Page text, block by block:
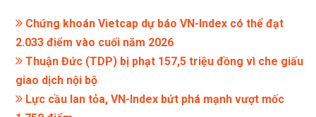
Chứng khoán Vietcap dự báo VN-Index có thể đạt
2.033 điểm vào cuối năm 2026
Thuận Đức (TDP) bị phạt 157,5 triệu đồng vì che giấu
giao dịch nội bộ
Lực cầu lan tỏa, VN-Index bứt phá mạnh vượt mốc